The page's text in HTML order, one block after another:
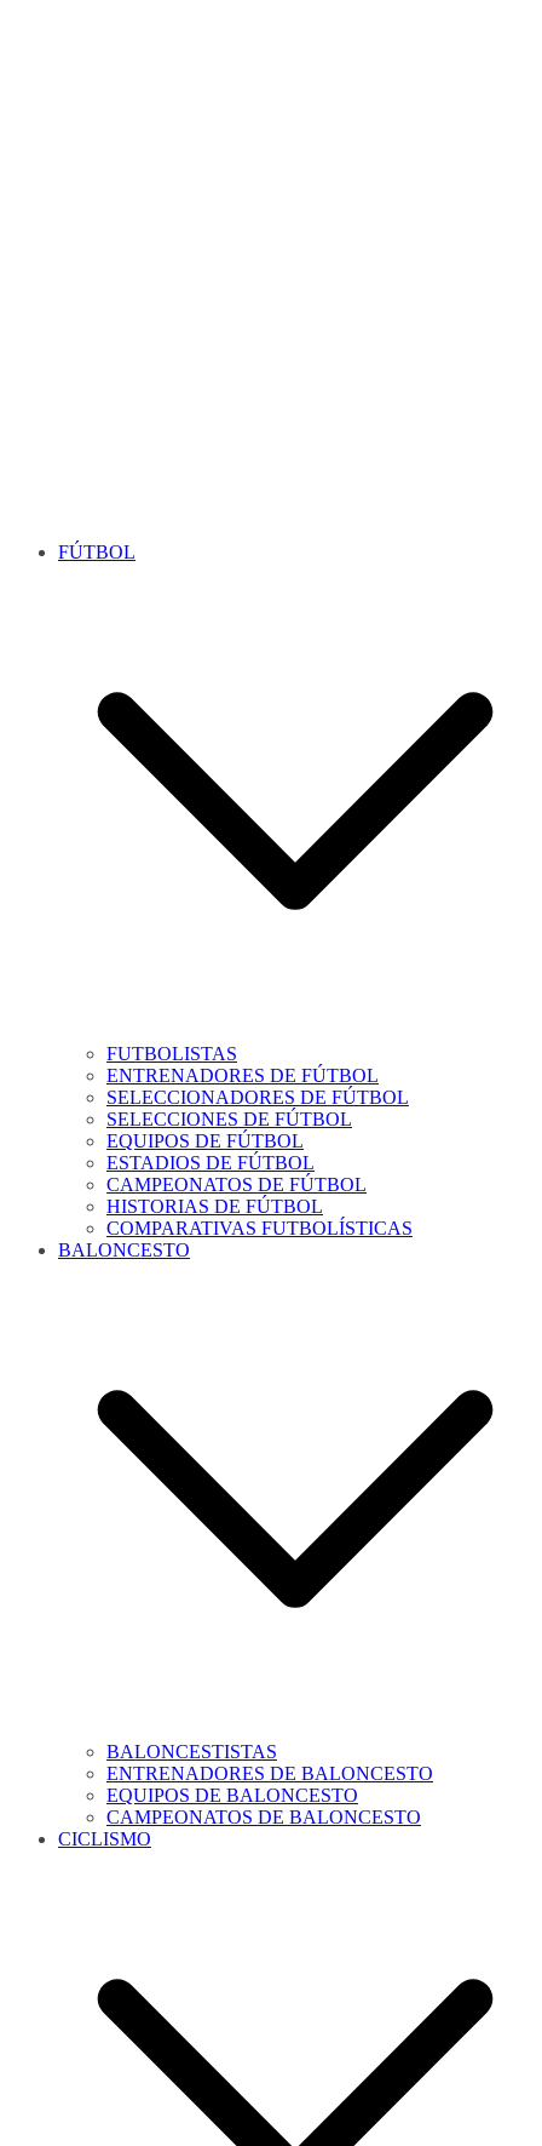
FÚTBOL
FUTBOLISTAS
ENTRENADORES DE FÚTBOL
SELECCIONADORES DE FÚTBOL
SELECCIONES DE FÚTBOL
EQUIPOS DE FÚTBOL
ESTADIOS DE FÚTBOL
CAMPEONATOS DE FÚTBOL
HISTORIAS DE FÚTBOL
COMPARATIVAS FUTBOLÍSTICAS
BALONCESTO
BALONCESTISTAS
ENTRENADORES DE BALONCESTO
EQUIPOS DE BALONCESTO
CAMPEONATOS DE BALONCESTO
CICLISMO